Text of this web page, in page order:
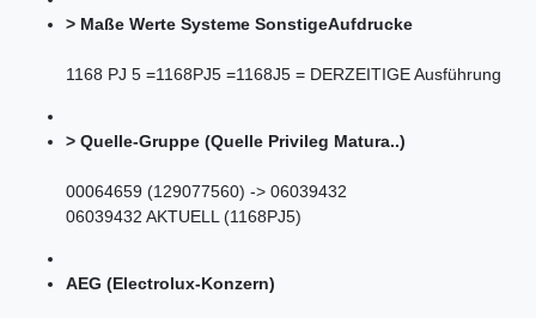
> Maße Werte Systeme SonstigeAufdrucke
1168 PJ 5 =1168PJ5 =1168J5 = DERZEITIGE Ausführung
> Quelle-Gruppe (Quelle Privileg Matura..)
00064659 (129077560) -> 06039432
06039432 AKTUELL (1168PJ5)
AEG (Electrolux-Konzern)